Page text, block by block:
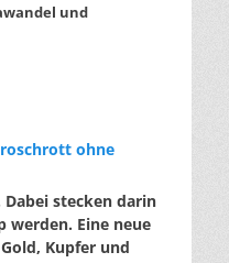
und
ohne
stecken darin
werden. Eine neue
Kupfer und